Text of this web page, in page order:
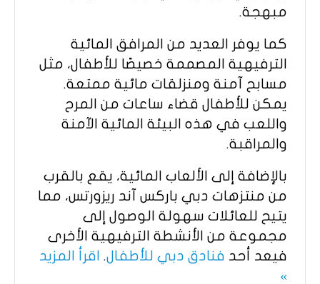
مبهجة.
كما يوفر العديد من المرافق المائية
الترفيهية المصممة خصيصًا للأطفال، مثل
مسابح آمنة ومنزلقات مائية ممتعة.
يمكن للأطفال قضاء ساعات من المرح
واللعب في هذه البيئة المائية الآمنة
والمراقبة.
بالإضافة إلى الألعاب المائية، يقع بالقرب
من منتزهات دبي باركس آند ريزورتس، مما
يتيح للعائلات سهولة الوصول إلى
مجموعة من الأنشطة الترفيهية الأخرى
فيعد أحد فنادق دبي للأطفال. اقرأ المزيد
»